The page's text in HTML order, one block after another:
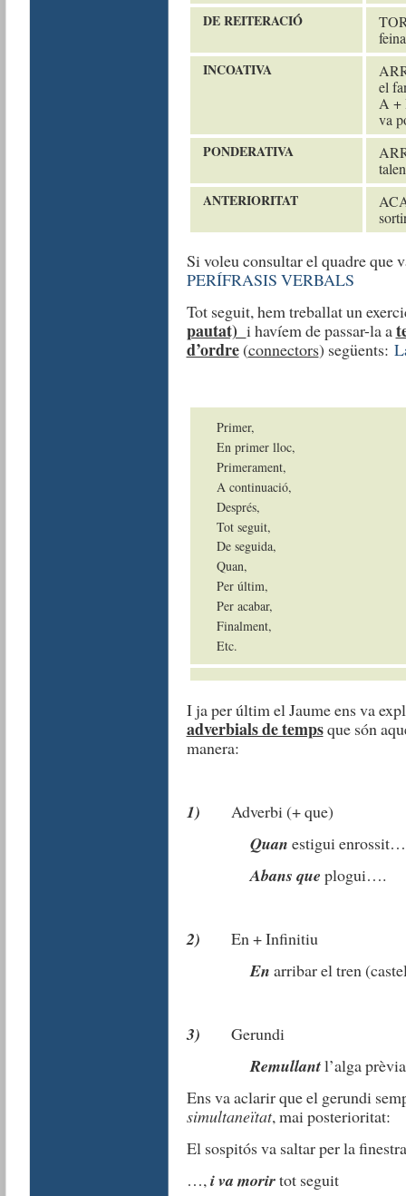
DE REITERACIÓ
INCOATIVA
el
A +
va
PONDERATIVA
ANTERIORITAT
Si voleu consultar el quadre que
PERÍFRASIS VERBALS
Tot seguit, hem treballat un
pautat) i havíem de passar-la a
d’ordre(connectors) següents:
Primer,
En primer lloc,
Primerament,
A continuació,
Després,
Tot seguit,
De seguida,
Quan,
Per últim,
Per acabar,
Finalment,
Etc.
I ja per últim el Jaume ens va
adverbials de tempsque són
manera:
1) Adverbi (+ que)
Quan estigui
Abans que plogui….
2) En + Infinitiu
En arribar el tren
3) Gerundi
Remullantl’alga
Ens va aclarir que el gerundi
simultaneïtat, mai posterioritat:
El sospitós va saltar per la
…,i va morirtot seguit